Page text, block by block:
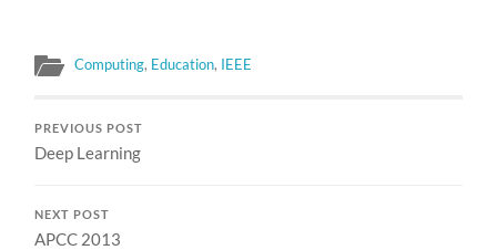
Computing, Education, IEEE
PREVIOUS POST
Deep Learning
NEXT POST
APCC 2013